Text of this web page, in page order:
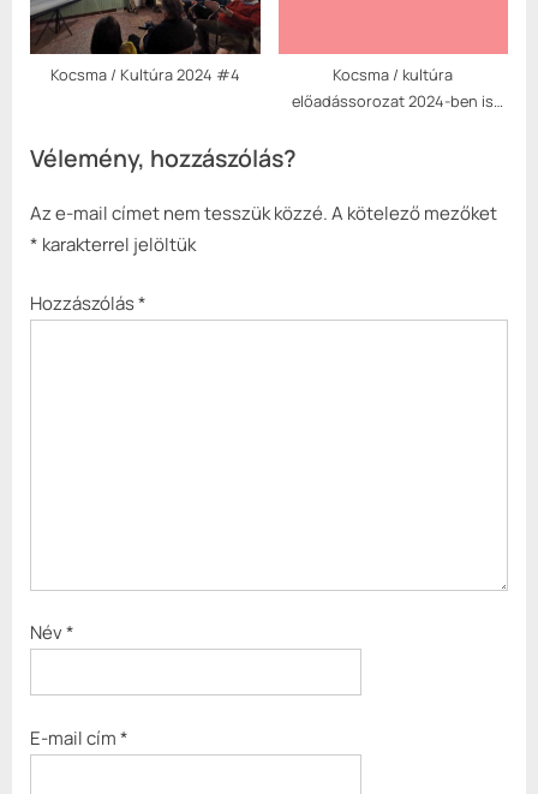
Kocsma / Kultúra 2024 #4
Kocsma / kultúra
előadássorozat 2024-ben is
Önkormányzata rendezésében
Vélemény, hozzászólás?
Az e-mail címet nem tesszük közzé.A kötelező mezőket
* karakterrel jelöltük
Hozzászólás*
Név*
E-mail cím*